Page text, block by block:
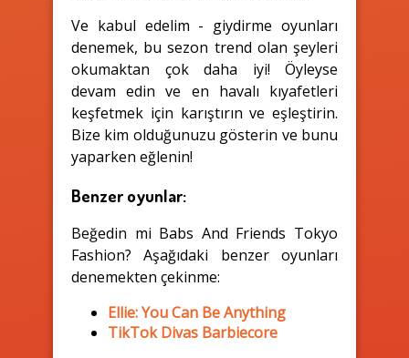
Ve kabul edelim - giydirme oyunları
denemek, bu sezon trend olan şeyleri
okumaktan çok daha iyi! Öyleyse
devam edin ve en havalı kıyafetleri
keşfetmek için karıştırın ve eşleştirin.
Bize kim olduğunuzu gösterin ve bunu
yaparken eğlenin!
Benzer oyunlar:
Beğedin mi Babs And Friends Tokyo
Fashion? Aşağıdaki benzer oyunları
denemekten çekinme:
Ellie: You Can Be Anything
TikTok Divas Barbiecore